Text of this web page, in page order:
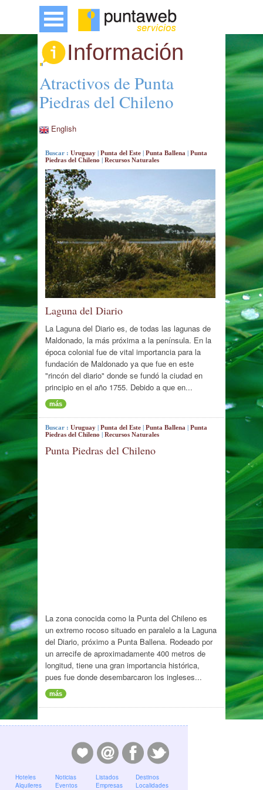
Información
Atractivos de Punta
Piedras del Chileno
English
Buscar :Uruguay |Punta del Este |Punta Ballena |Punta
Piedras del Chileno
|Recursos Naturales
Laguna del Diario
La Laguna del Diario es, de todas las lagunas de
Maldonado, la más próxima a la península. En la
época colonial fue de vital importancia para la
fundación de Maldonado ya que fue en este
"rincón del diario" donde se fundó la ciudad en
principio en el año 1755. Debido a que en...
más
Buscar :Uruguay |Punta del Este |Punta Ballena |Punta
Piedras del Chileno |Recursos Naturales
Punta Piedras del Chileno
La zona conocida como la Punta del Chileno es
un extremo rocoso situado en paralelo a la Laguna
del Diario, próximo a Punta Ballena. Rodeado por
un arrecife de aproximadamente 400 metros de
longitud, tiene una gran importancia histórica,
pues fue donde desembarcaron los ingleses...
más
Hoteles
Alquileres
Noticias
Eventos
Listados
Empresas
Destinos
Localidades